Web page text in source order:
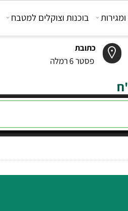
כתובת
פסטר 6 רמלה
בוכנות וצוקלים למטבח